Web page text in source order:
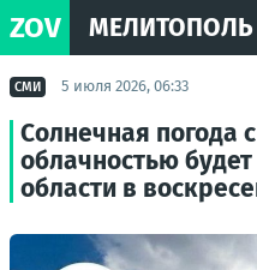
ZOV МЕЛИТОПОЛЬ
СМИ 5 июля 2026, 06:33
Солнечная погода
облачностью
области в